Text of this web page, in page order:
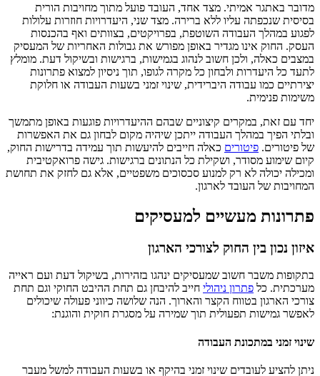
מדובר באתגר אמיתי. מצד אחד, העובד פועל מתוך מחויבות הורית
בסיסית שנכפתה עליו ללא ברירה. מצד שני, היעדרויות חוזרות עלולות
לפגוע במהלך העבודה השוטפת, בפרויקטים, בצוותים ואף בהכנסות
העסק. החוק אינו מגדיר באופן מפורש את גבולות האחריות של המעסיק
במצבים כאלה, ולכן חשוב לנהוג בגמישות, ברגישות ובשיקול דעת. מומלץ
לתעד כל היעדרות ולבחון כל מקרה לגופו, תוך ניסיון למצוא פתרונות
יצירתיים כמו עבודה היברידית, שינוי זמני בשעות העבודה או חלוקת
משימות פנימית.
יחד עם זאת, במקרים קיצוניים שבהם ההיעדרויות פוגעות באופן מתמשך
ובלתי הפיך במהלך העבודה ייתכן שיהיה מקום לבחון גם את האפשרות
של פיטורים. פיטורים כאלה חייבים להיעשות תוך עמידה בדרישות החוק,
קיום שימוע מסודר, ושקילת כל הנתונים ברגישות. גישה פרואקטיבית
ומכילה יכולה לא רק למנוע סכסוכים משפטיים, אלא גם לחזק את תחושת
המחויבות של העובד לארגון.
פתרונות מעשיים למעסיקים
איזון נכון בין החוק לצורכי הארגון
בתקופות משבר חשוב שמעסיקים ינהגו בזהירות, בשיקול דעת ועם ראייה
מערכתית. כל פתרון ניהולי חייב להיבחן גם תחת ההיבט החוקי וגם תחת
צורכי הארגון בטווח הקצר והארוך. הנה שלושה כיווני פעולה שיכולים
לאפשר גמישות תפעולית תוך שמירה על מסגרת חוקית והוגנת:
שינוי זמני במתכונת העבודה
ניתן להציע לעובדים שינוי זמני בהיקף או בשעות העבודה למשל מעבר